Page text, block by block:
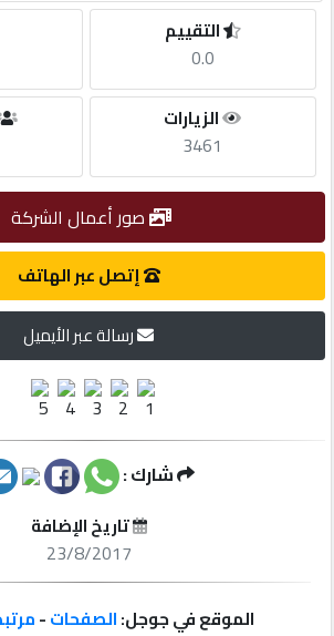
مطلوب
طلب
الاحصائيات
مميزة
إبحث
إعلانات
التقييم
0.0
الزيارات
3461
صور أعمال الشركة
إتصل عبر الهاتف
رسالة عبر الأيميل
شارك :
تاريخ الإضافة
23/8/2017
الموقع في جوجل:الصفحات-